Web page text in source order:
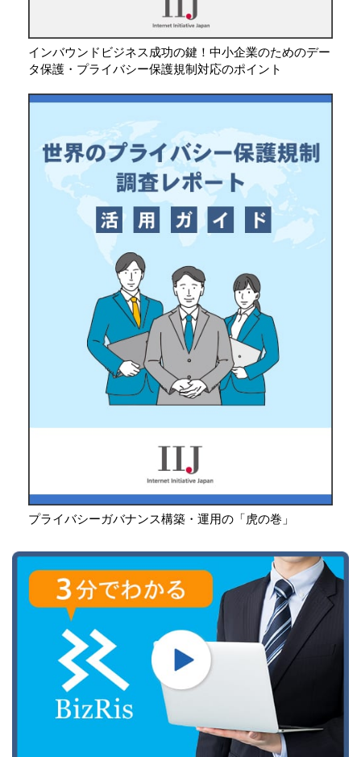
インバウンドビジネス成功の鍵！中小企業のためのデー
タ保護・プライバシー保護規制対応のポイント
プライバシーガバナンス構築・運用の「虎の巻」